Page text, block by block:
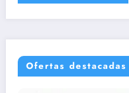
Ofertas destacadas